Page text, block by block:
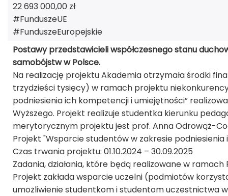
22 693 000,00 zł
#FunduszeUE
#FunduszeEuropejskie
Postawy przedstawicieli współczesnego stanu
samobójstw w Polsce.
Na realizację projektu Akademia otrzymała środki
trzydzieści tysięcy) w ramach projektu
podniesienia ich kompetencji i umiejętności”
Wyższego. Projekt realizuje studentka kierunku
merytorycznym projektu jest prof. Anna Odrowąż-
Projekt "Wsparcie studentów w zakresie
Czas trwania projektu: 01.10.2024 – 30.09.2025
Zadania, działania, które będą realizowane w ramach
Projekt zakłada wsparcie uczelni (podmiotów
umożliwienie studentkom i studentom uczestnictwa